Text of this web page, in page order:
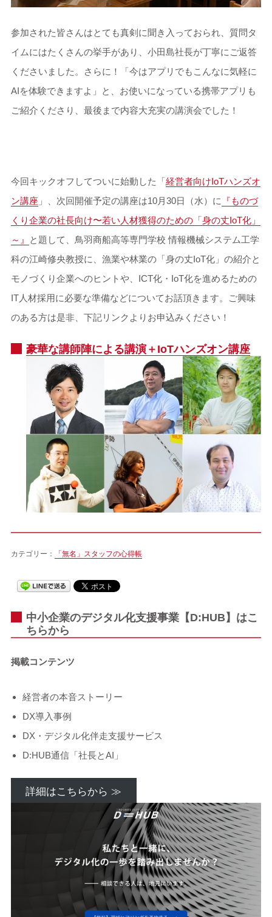
参加された皆さんはとても真剣に聞き入っておられ、質問タ
イムにはたくさんの挙手があり、小田島社長が丁寧にご返答
くださいました。さらに！「今はアプリでもこんなに気軽に
AIを体験できますよ」と、お使いになっている携帯アプリも
ご紹介くださり、最後まで内容大充実の講演会でした！
今回キックオフしてついに始動した「経営者向けIoTハンズオ
ン講座 」、次回開催予定の講座は10月30日（水）に
『ものづ
くり企業の社長向け〜若い人材獲得のための「身の丈IoT化」
～』
と題して、鳥羽商船高等専門学校 情報機械システム工学
科の江崎修央教授に、漁業や林業の「身の丈IoT化」の紹介と
モノづくり企業へのヒントや、ICT化・IoT化を進めるための
IT人材採用に必要な準備などについてお話頂きます。ご興味
のある方は是非、下記リンクよりお申込みください！
豪華な講師陣による講演＋IoTハンズオン講座
カテゴリー： 「無名」スタッフの心得帳
中小企業のデジタル化支援事業【D:HUB】はこ
ちらから
掲載コンテンツ
経営者の本音ストーリー
DX導入事例
DX・デジタル化伴走支援サービス
D:HUB通信「社長とAI」
詳細はこちらから ≫